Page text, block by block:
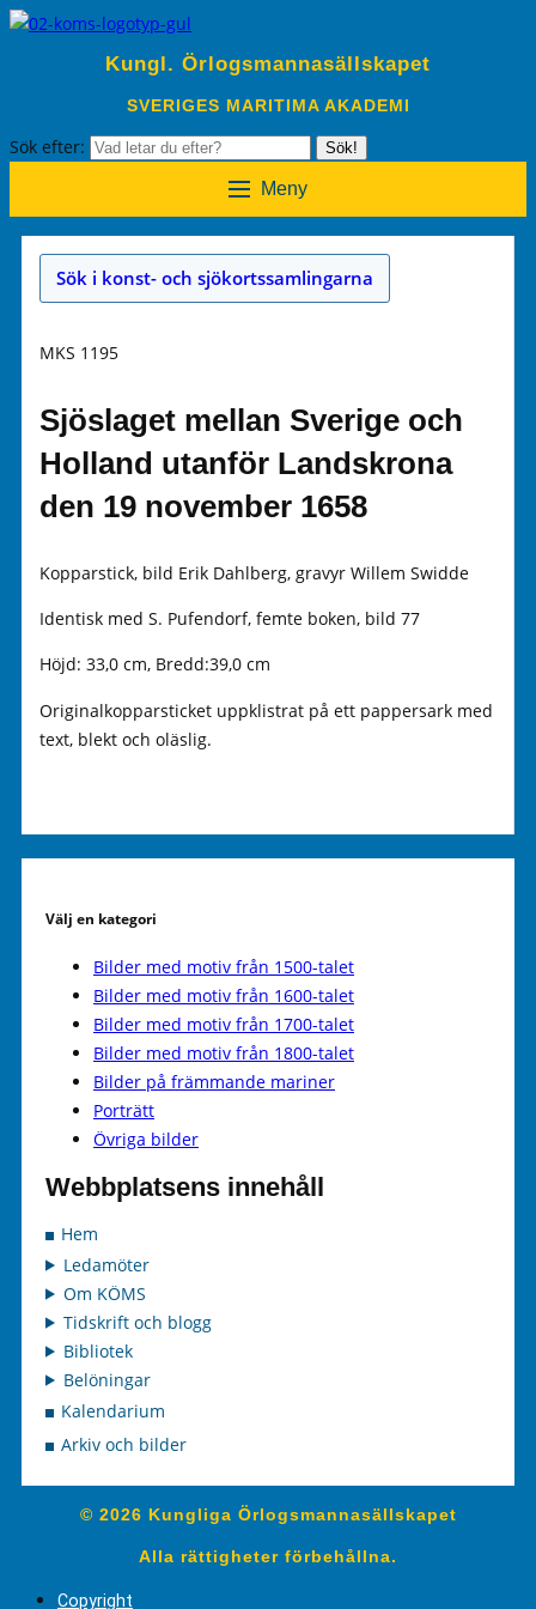
Kungl. Örlogsmannasällskapet
SVERIGES MARITIMA AKADEMI
Sök efter: Sök!
Meny
Sök i konst- och sjökortssamlingarna
MKS 1195
Sjöslaget mellan Sverige och
Holland utanför Landskrona
den 19 november 1658
Kopparstick, bild Erik Dahlberg, gravyr Willem Swidde
Identisk med S. Pufendorf, femte boken, bild 77
Höjd: 33,0 cm, Bredd:39,0 cm
Originalkopparsticket uppklistrat på ett pappersark med
text, blekt och oläslig.
Välj en kategori
Bilder med motiv från 1500-talet
Bilder med motiv från 1600-talet
Bilder med motiv från 1700-talet
Bilder med motiv från 1800-talet
Bilder på främmande mariner
Porträtt
Övriga bilder
Webbplatsens innehåll
Hem
Ledamöter
Om KÖMS
Tidskrift och blogg
Bibliotek
Belöningar
Kalendarium
Arkiv och bilder
© 2026 Kungliga Örlogsmannasällskapet
Alla rättigheter förbehållna.
Copyright